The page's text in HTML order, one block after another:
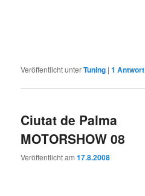
Veröffentlicht unterTuning |1 Antwort
Ciutat de Palma
MOTORSHOW 08
Veröffentlicht am17.8.2008